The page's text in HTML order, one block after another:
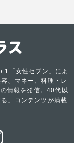
「女性セブン」によ
、マネー、料理・レ
情報を発信。40代以
」コンテンツが満載